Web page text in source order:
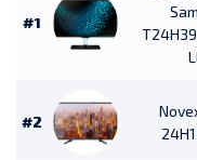
#1
#2